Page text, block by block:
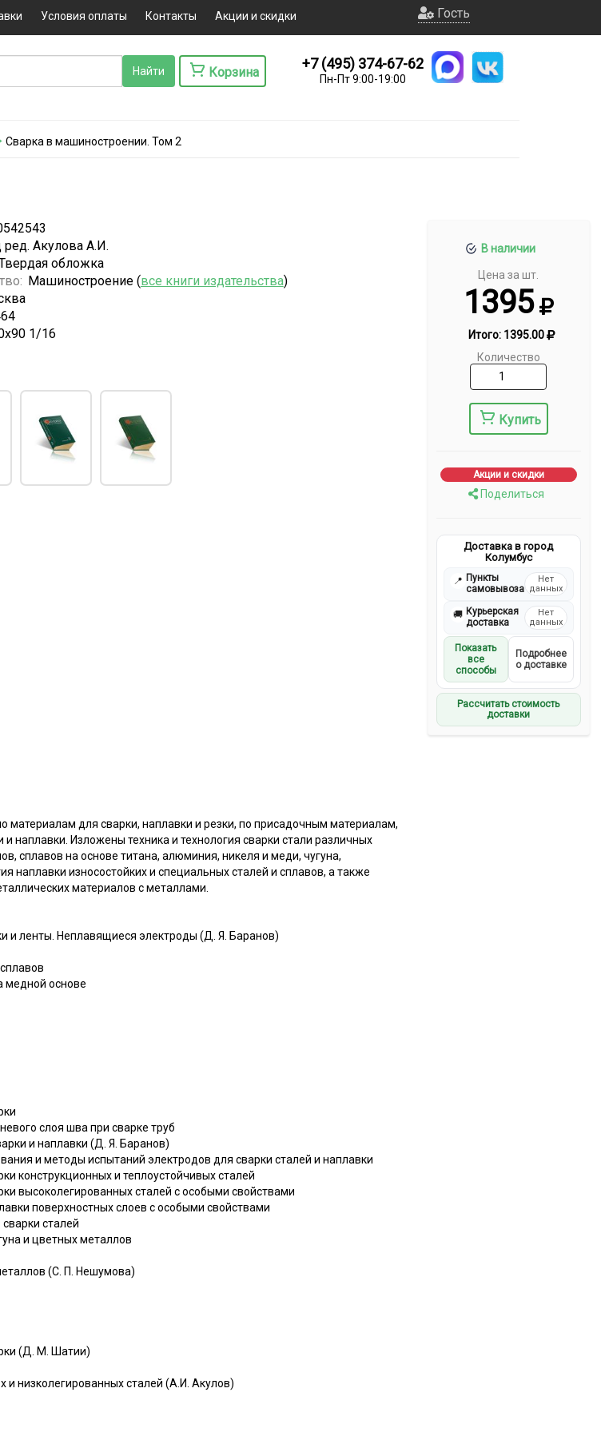
Условия оплаты Контакты Акции и скидки Гость
Корзина
+7 (495) 374-67-62
Пн-Пт 9:00-19:00
Сварка в машиностроении. Том 2
В наличии
Цена за шт.
1395
Итого: 1395.00
Количество
Купить
Акции и скидки
Поделиться
Доставка в город
Колумбус
📍 Пункты
самовывоза
Нет
данных
🚚 Курьерская
доставка
Нет
данных
Показать
все
способы
Подробнее
о доставке
Рассчитать стоимость
доставки
ред. Акулова А.И.
обложка
Машиностроение (все книги издательства)
1/16
материалам для сварки, наплавки и резки, по присадочным материалам,
наплавки. Изложены техника и технология сварки стали различных
сплавов на основе титана, алюминия, никеля и меди, чугуна,
наплавки износостойких и специальных сталей и сплавов, а также
материалов с металлами.
и ленты. Неплавящиеся электроды (Д. Я. Баранов)
медной основе
слоя шва при сварке труб
и наплавки (Д. Я. Баранов)
и методы испытаний электродов для сварки сталей и наплавки
конструкционных и теплоустойчивых сталей
высоколегированных сталей с особыми свойствами
поверхностных слоев с особыми свойствами
сталей
и цветных металлов
(С. П. Нешумова)
(Д. М. Шатии)
и низколегированных сталей (А.И. Акулов)